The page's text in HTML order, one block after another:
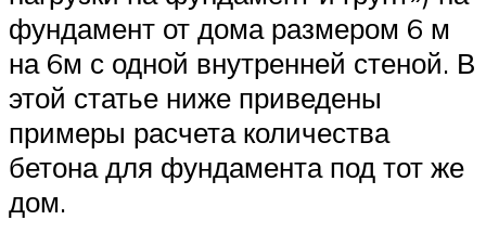
фундамент от дома размером 6 м
на 6м с одной внутренней стеной. В
этой статье ниже приведены
примеры расчета количества
бетона для фундамента под тот же
дом.